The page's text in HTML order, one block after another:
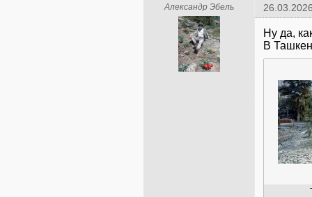
Александр Эбель
Ну да,
В